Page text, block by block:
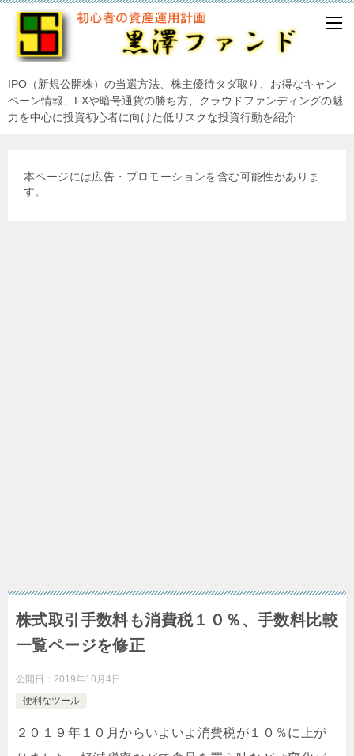
IPO（新規公開株）の当選方法、株主優待タダ取り、お得なキャン
ペーン情報、FXや暗号通貨の勝ち方、クラウドファンディングの魅
力を中心に投資初心者に向けた低リスクな投資行動を紹介
本ページには広告・プロモーションを含む可能性がありま
す。
株式取引手数料も消費税１０％、手数料比較
一覧ページを修正
公開日： 2019年10月4日
便利なツール
２０１９年１０月からいよいよ消費税が１０％に上が